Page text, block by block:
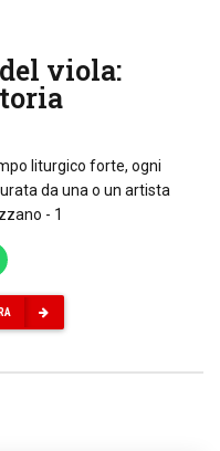
viola:
liturgico forte, ogni
da una o un artista
- 1